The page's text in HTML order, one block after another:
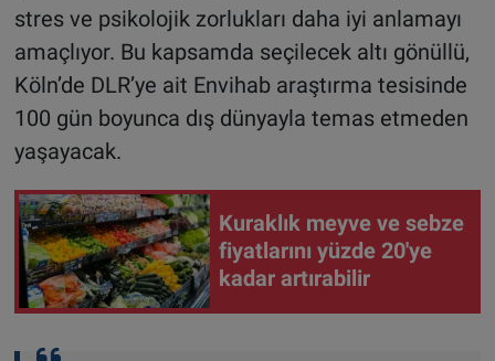
stres ve psikolojik zorlukları daha iyi anlamayı
amaçlıyor. Bu kapsamda seçilecek altı gönüllü,
Köln’de DLR’ye ait Envihab araştırma tesisinde
100 gün boyunca dış dünyayla temas etmeden
yaşayacak.
Kuraklık meyve ve sebze
fiyatlarını yüzde 20'ye
kadar artırabilir